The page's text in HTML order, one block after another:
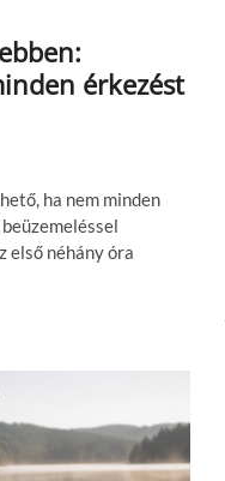
érkezést
ha nem minden
első néhány óra